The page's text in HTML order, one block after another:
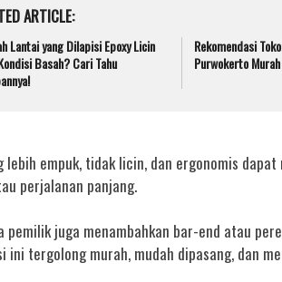
ARTICLE
Lantai yang Dilapisi Epoxy Licin
Basah? Cari Tahu
Rekomendasi
Purwokerto
lebih empuk, tidak licin, dan ergonomis
perjalanan panjang.
pemilik juga menambahkan bar-end atau
ini tergolong murah, mudah dipasang, dan